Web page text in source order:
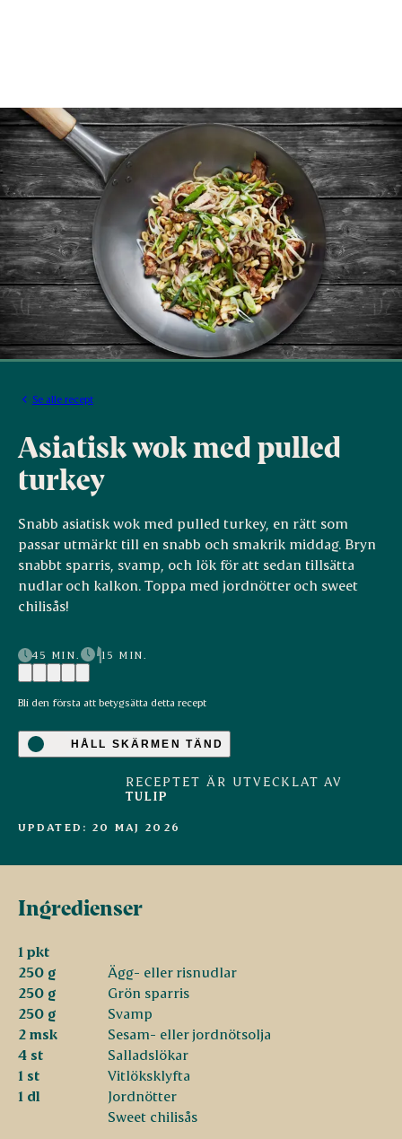
Se alle recept
Asiatisk wok med pulled
turkey
Snabb asiatisk wok med pulled turkey, en rätt som
passar utmärkt till en snabb och smakrik middag. Bryn
snabbt sparris, svamp, och lök för att sedan tillsätta
nudlar och kalkon. Toppa med jordnötter och sweet
chilisås!
45 MIN. 15 MIN.
Bli den första att betygsätta detta recept
HÅLL SKÄRMEN TÄND
RECEPTET ÄR UTVECKLAT AV
TULIP
UPDATED: 20 MAJ 2026
Ingredienser
1 pkt
250 g
Ägg- eller risnudlar
250 g
Grön sparris
250 g
Svamp
2 msk
Sesam- eller jordnötsolja
4 st
Salladslökar
1 st
Vitlöksklyfta
1 dl
Jordnötter
Sweet chilisås